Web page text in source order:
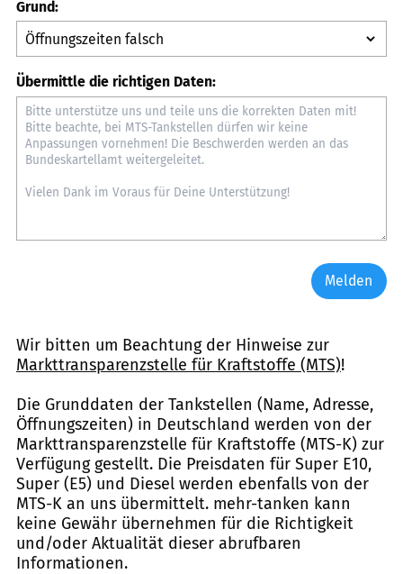
Grund:
Übermittle die richtigen Daten:
Melden
Wir bitten um Beachtung der Hinweise zur
Markttransparenzstelle für Kraftstoffe (MTS)!
Die Grunddaten der Tankstellen (Name, Adresse,
Öffnungszeiten) in Deutschland werden von der
Markttransparenzstelle für Kraftstoffe (MTS-K) zur
Verfügung gestellt. Die Preisdaten für Super E10,
Super (E5) und Diesel werden ebenfalls von der
MTS-K an uns übermittelt. mehr-tanken kann
keine Gewähr übernehmen für die Richtigkeit
und/oder Aktualität dieser abrufbaren
Informationen.